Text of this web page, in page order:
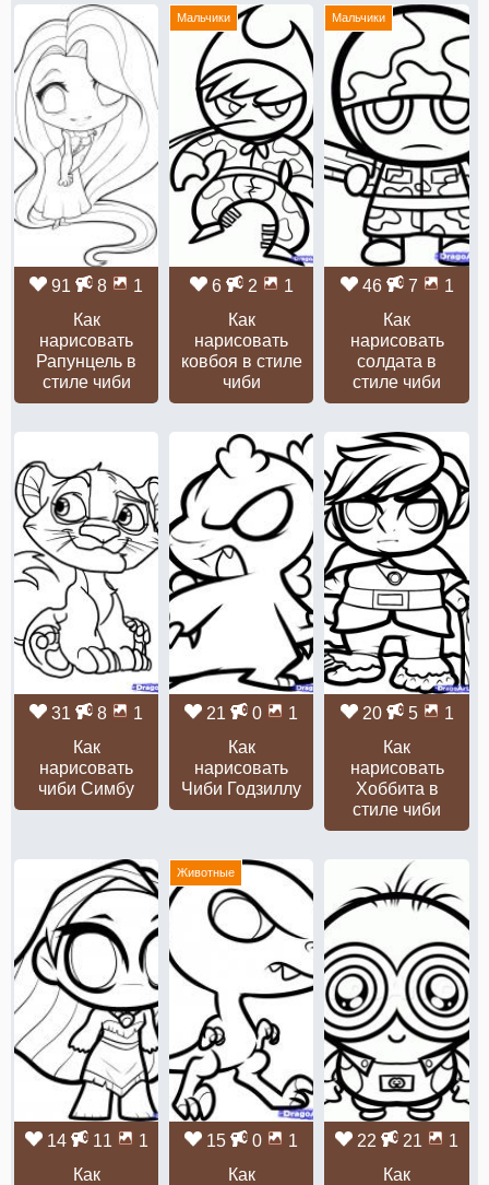
91 8
1
Как
нарисовать
Рапунцель в
стиле чиби
Мальчики
6 2
1
Как
нарисовать
ковбоя в стиле
чиби
Мальчики
46 7
1
Как
нарисовать
солдата в
стиле чиби
31 8
1
Как
нарисовать
чиби Симбу
21 0
1
Как
нарисовать
Чиби Годзиллу
20 5
1
Как
нарисовать
Хоббита в
стиле чиби
14 11
1
Как
Животные
15 0
1
Как
22 21
1
Как